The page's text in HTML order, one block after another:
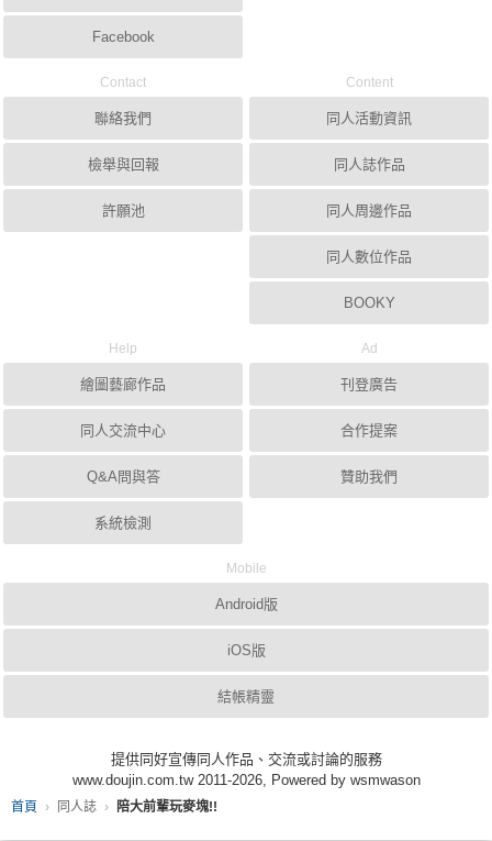
首頁 同人誌 陪大前輩玩麥塊!!
Facebook
Contact
聯絡我們
檢舉與回報
許願池
Content
同人活動資訊
同人誌作品
同人周邊作品
同人數位作品
BOOKY
Help
繪圖藝廊作品
同人交流中心
Q&A問與答
系統檢測
Ad
刊登廣告
合作提案
贊助我們
Mobile
Android版
iOS版
結帳精靈
提供同好宣傳同人作品、交流或討論的服務
www.doujin.com.tw 2011-2026, Powered by wsmwason